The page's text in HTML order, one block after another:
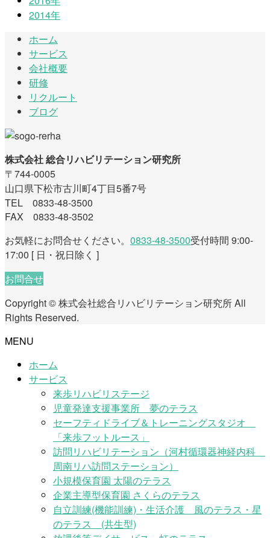
2014年
ホーム
サービス
会社概要
研修
リクルート
ブログ
株式会社 総合リハビリテーション研究所
〒744-0005
山口県下松市古川町4丁目5番7号
TEL 0833-48-3500
FAX 0833-48-3502
お気軽にお問合せください。 0833-48-3500受付時間 9:00-
17:00 [ 日・祝日除く ]
お問合せ
Copyright © 株式会社総合リハビリテーション研究所 All
Rights Reserved.
MENU
ホーム
サービス
来歩リハビリステージ
児童発達支援事業所 夢のテラス
セーフティドライブ＆トレーニングスタジオ
「来歩フットルース」
訪問リハビリテーション（河村循環器神経内科
周南リハ訪問ステーション）
小規模保育園 太陽のテラス
企業主導型保育園 さくらのテラス
自立訓練(機能訓練)・生活介護 風のテラス・星
のテラス (共生型)